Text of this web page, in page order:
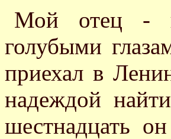
Мой отец -
голубыми
приехал в
надеждой
шестнадцать